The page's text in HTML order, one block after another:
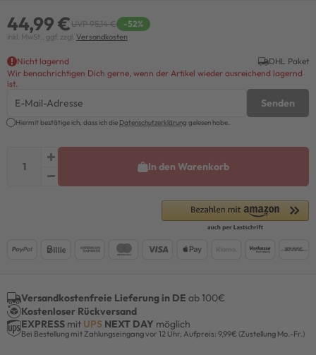
44,99 €UVP 95,14 € -52%
inkl. MwSt., ggf. zzgl. Versandkosten
Nicht lagernd
DHL Paket
Wir benachrichtigen Dich gerne, wenn der Artikel wieder ausreichend lagernd
ist.
Senden
Hiermit bestätige ich, dass ich die Daten­schutz­erklärung gelesen habe.
In den Warenkorb
Versandkostenfreie Lieferung in DE ab 100€
Kostenloser Rückversand
EXPRESS mit UPS NEXT DAY möglich
Bei Bestellung mit Zahlungseingang vor 12 Uhr, Aufpreis: 9,99€ (Zustellung Mo.-Fr.)